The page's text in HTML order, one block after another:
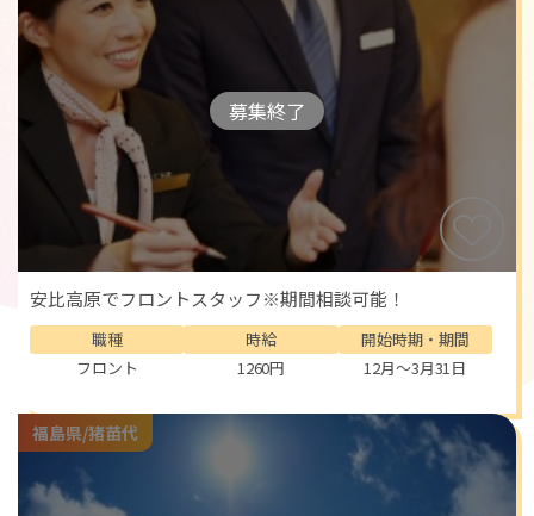
募集終了
安比高原でフロントスタッフ※期間相談可能！
職種
フロント
時給
1260円
開始時期・期間
12月～3月31日
福島県/猪苗代